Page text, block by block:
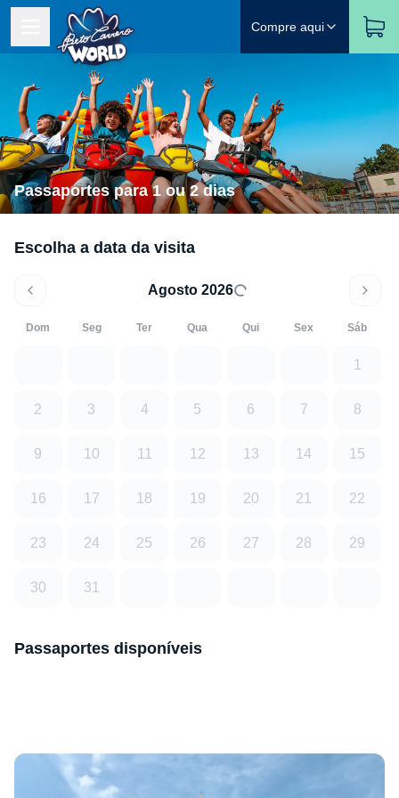
Compre aqui
Passaportes para 1 ou 2 dias
Escolha a data da visita
Agosto 2026
Dom Seg Ter Qua Qui Sex Sáb
1
2 3 4 5 6 7 8
9 10 11 12 13 14 15
16 17 18 19 20 21 22
23 24 25 26 27 28 29
30 31
Passaportes disponíveis